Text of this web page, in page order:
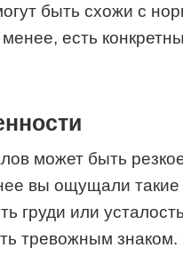
быть схожи с
есть
может быть
вы ощущали такие
груди или
тревожным знаком.